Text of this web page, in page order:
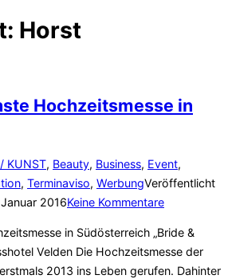
Horst
Hochzeitsmesse in
KUNST, Beauty, Business, Event,
, Terminaviso, WerbungVeröffentlicht
2016Keine Kommentare
in Südösterreich „Bride &
Velden Die Hochzeitsmesse der
2013 ins Leben gerufen. Dahinter